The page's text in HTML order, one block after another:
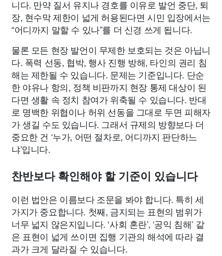
니다. 만약 질서 유지나 경호를 이유로 발언 중단, 퇴
장, 현수막 제한이 넓게 허용된다면 시민 입장에서는
“어디까지 말할 수 있나”를 더 신경 쓰게 됩니다.
물론 모든 현장 발언이 무제한 보호되는 것은 아닙니
다. 폭력 선동, 협박, 행사 진행 방해, 타인의 권리 침
해는 제한될 수 있습니다. 문제는 기준입니다. 단순
한 야유나 항의, 정책 비판까지 현장 통제 대상이 된
다면 생활 속 정치 참여가 위축될 수 있습니다. 반대
로 명백한 위협이나 허위 선동을 그대로 두면 피해자
가 생길 수도 있습니다. 그래서 규제의 방향보다 더
중요한 건 ‘누가, 어떤 절차로, 어디까지 판단하느
냐’입니다.
찬반보다 확인해야 할 기준이 있습니다
이런 법안은 이름보다 조문을 봐야 합니다. 특히 세
가지가 중요합니다. 첫째, 금지되는 표현의 범위가
너무 넓지 않은지입니다. ‘사회 혼란’, ‘공익 침해’ 같
은 표현이 넓게 쓰이면 집행 기관의 해석에 따라 결
과가 크게 달라질 수 있습니다.